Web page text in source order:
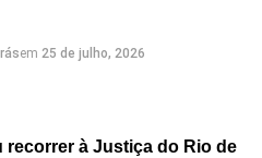
e proteger ativos
o trabalho das forças de
lavagem e ocultação de
em 25 de julho, 2026
recorrer à Justiça do Rio de